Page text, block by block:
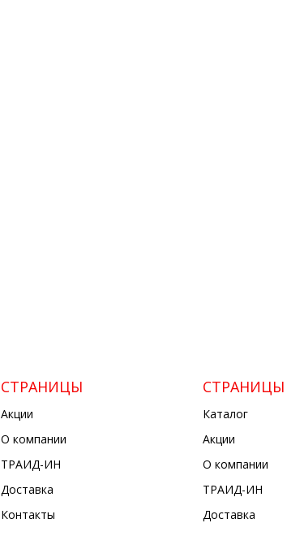
СТРАНИЦЫ
Акции
О компании
ТРАИД-ИН
Доставка
Контакты
СТРАНИЦЫ
Каталог
Акции
О компании
ТРАИД-ИН
Доставка